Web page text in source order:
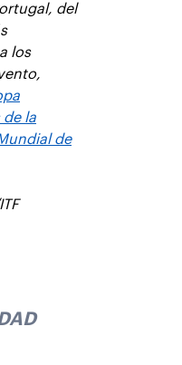
del
los
de la
de